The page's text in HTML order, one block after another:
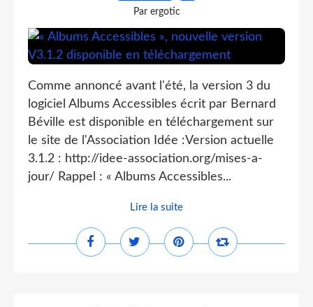
Par ergotic
Comme annoncé avant l'été, la version 3 du
logiciel Albums Accessibles écrit par Bernard
Béville est disponible en téléchargement sur
le site de l'Association Idée :Version actuelle
3.1.2 : http://idee-association.org/mises-a-
jour/ Rappel : « Albums Accessibles...
Lire la suite